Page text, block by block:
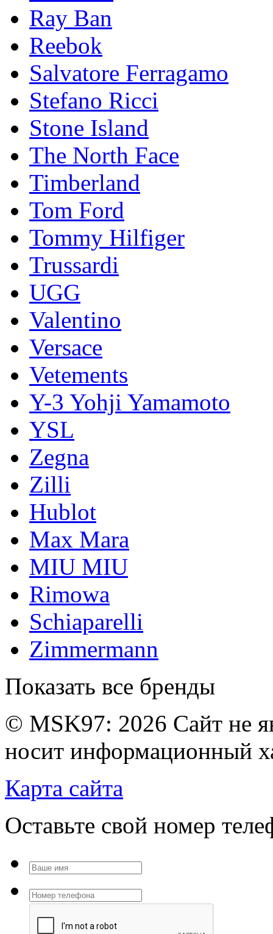
Ray Ban
Reebok
Salvatore Ferragamo
Stefano Ricci
Stоnе Islаnd
The North Face
Timberland
Tom Ford
Tommy Hilfiger
Trussardi
UGG
Valentino
Versace
Vetements
Y-3 Yohji Yamamoto
YSL
Zegna
Zilli
Hublot
Max Mara
MIU MIU
Rimowa
Schiaparelli
Zimmermann
Показать все бренды
© MSK97: 2026 Сайт не
носит информационный
Карта сайта
Оставьте свой номер